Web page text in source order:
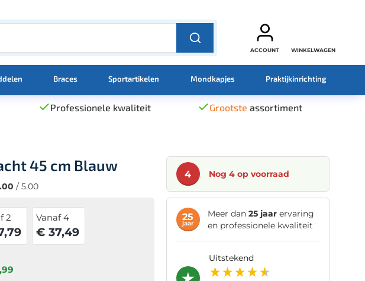
ACCOUNT WINKELWAGEN
Braces Sportartikelen Mondkapjes Praktijkinrichting
Professionele kwaliteit Grootste assortiment
45 cm Blauw
/ 5.00
2 Vanaf 4
€ 37,49
,99
4 Nog 4 op voorraad
25
jaar
Meer dan 25 jaarervaring
en professionele kwaliteit
uitstekend